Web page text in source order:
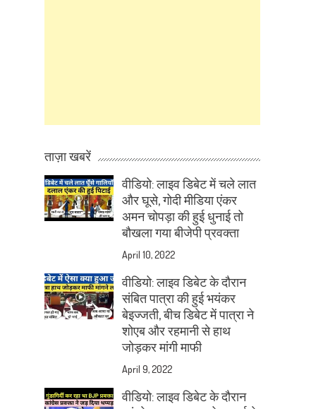
ताज़ा खबरें
वीडियो: लाइव डिबेट में चले लात
और घूसे, गोदी मीडिया एंकर
अमन चोपड़ा की हुई धुनाई तो
बौखला गया बीजेपी प्रवक्ता
April 10, 2022
वीडियो: लाइव डिबेट के दौरान
संबित पात्रा की हुई भयंकर
बेइज्जती, बीच डिबेट में पात्रा ने
शोएब और रहमानी से हाथ
जोड़कर मांगी माफी
April 9, 2022
वीडियो: लाइव डिबेट के दौरान